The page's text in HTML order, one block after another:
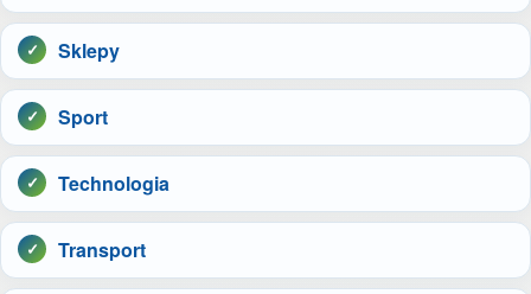
Sklepy
Sport
Technologia
Transport